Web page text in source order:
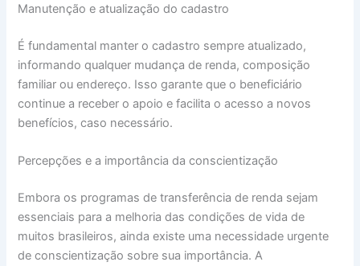
Manutenção e atualização do cadastro
É fundamental manter o cadastro sempre atualizado,
informando qualquer mudança de renda, composição
familiar ou endereço. Isso garante que o beneficiário
continue a receber o apoio e facilita o acesso a novos
benefícios, caso necessário.
Percepções e a importância da conscientização
Embora os programas de transferência de renda sejam
essenciais para a melhoria das condições de vida de
muitos brasileiros, ainda existe uma necessidade urgente
de conscientização sobre sua importância. A